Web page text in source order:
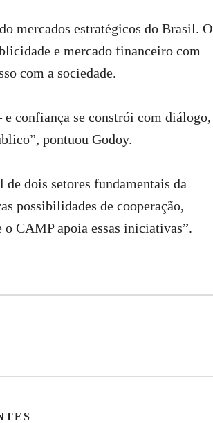
mercados estratégicos do Brasil. O
e mercado financeiro com
com a sociedade.
e confiança se constrói com diálogo,
pontuou Godoy.
dois setores fundamentais da
possibilidades de cooperação,
CAMP apoia essas iniciativas”.